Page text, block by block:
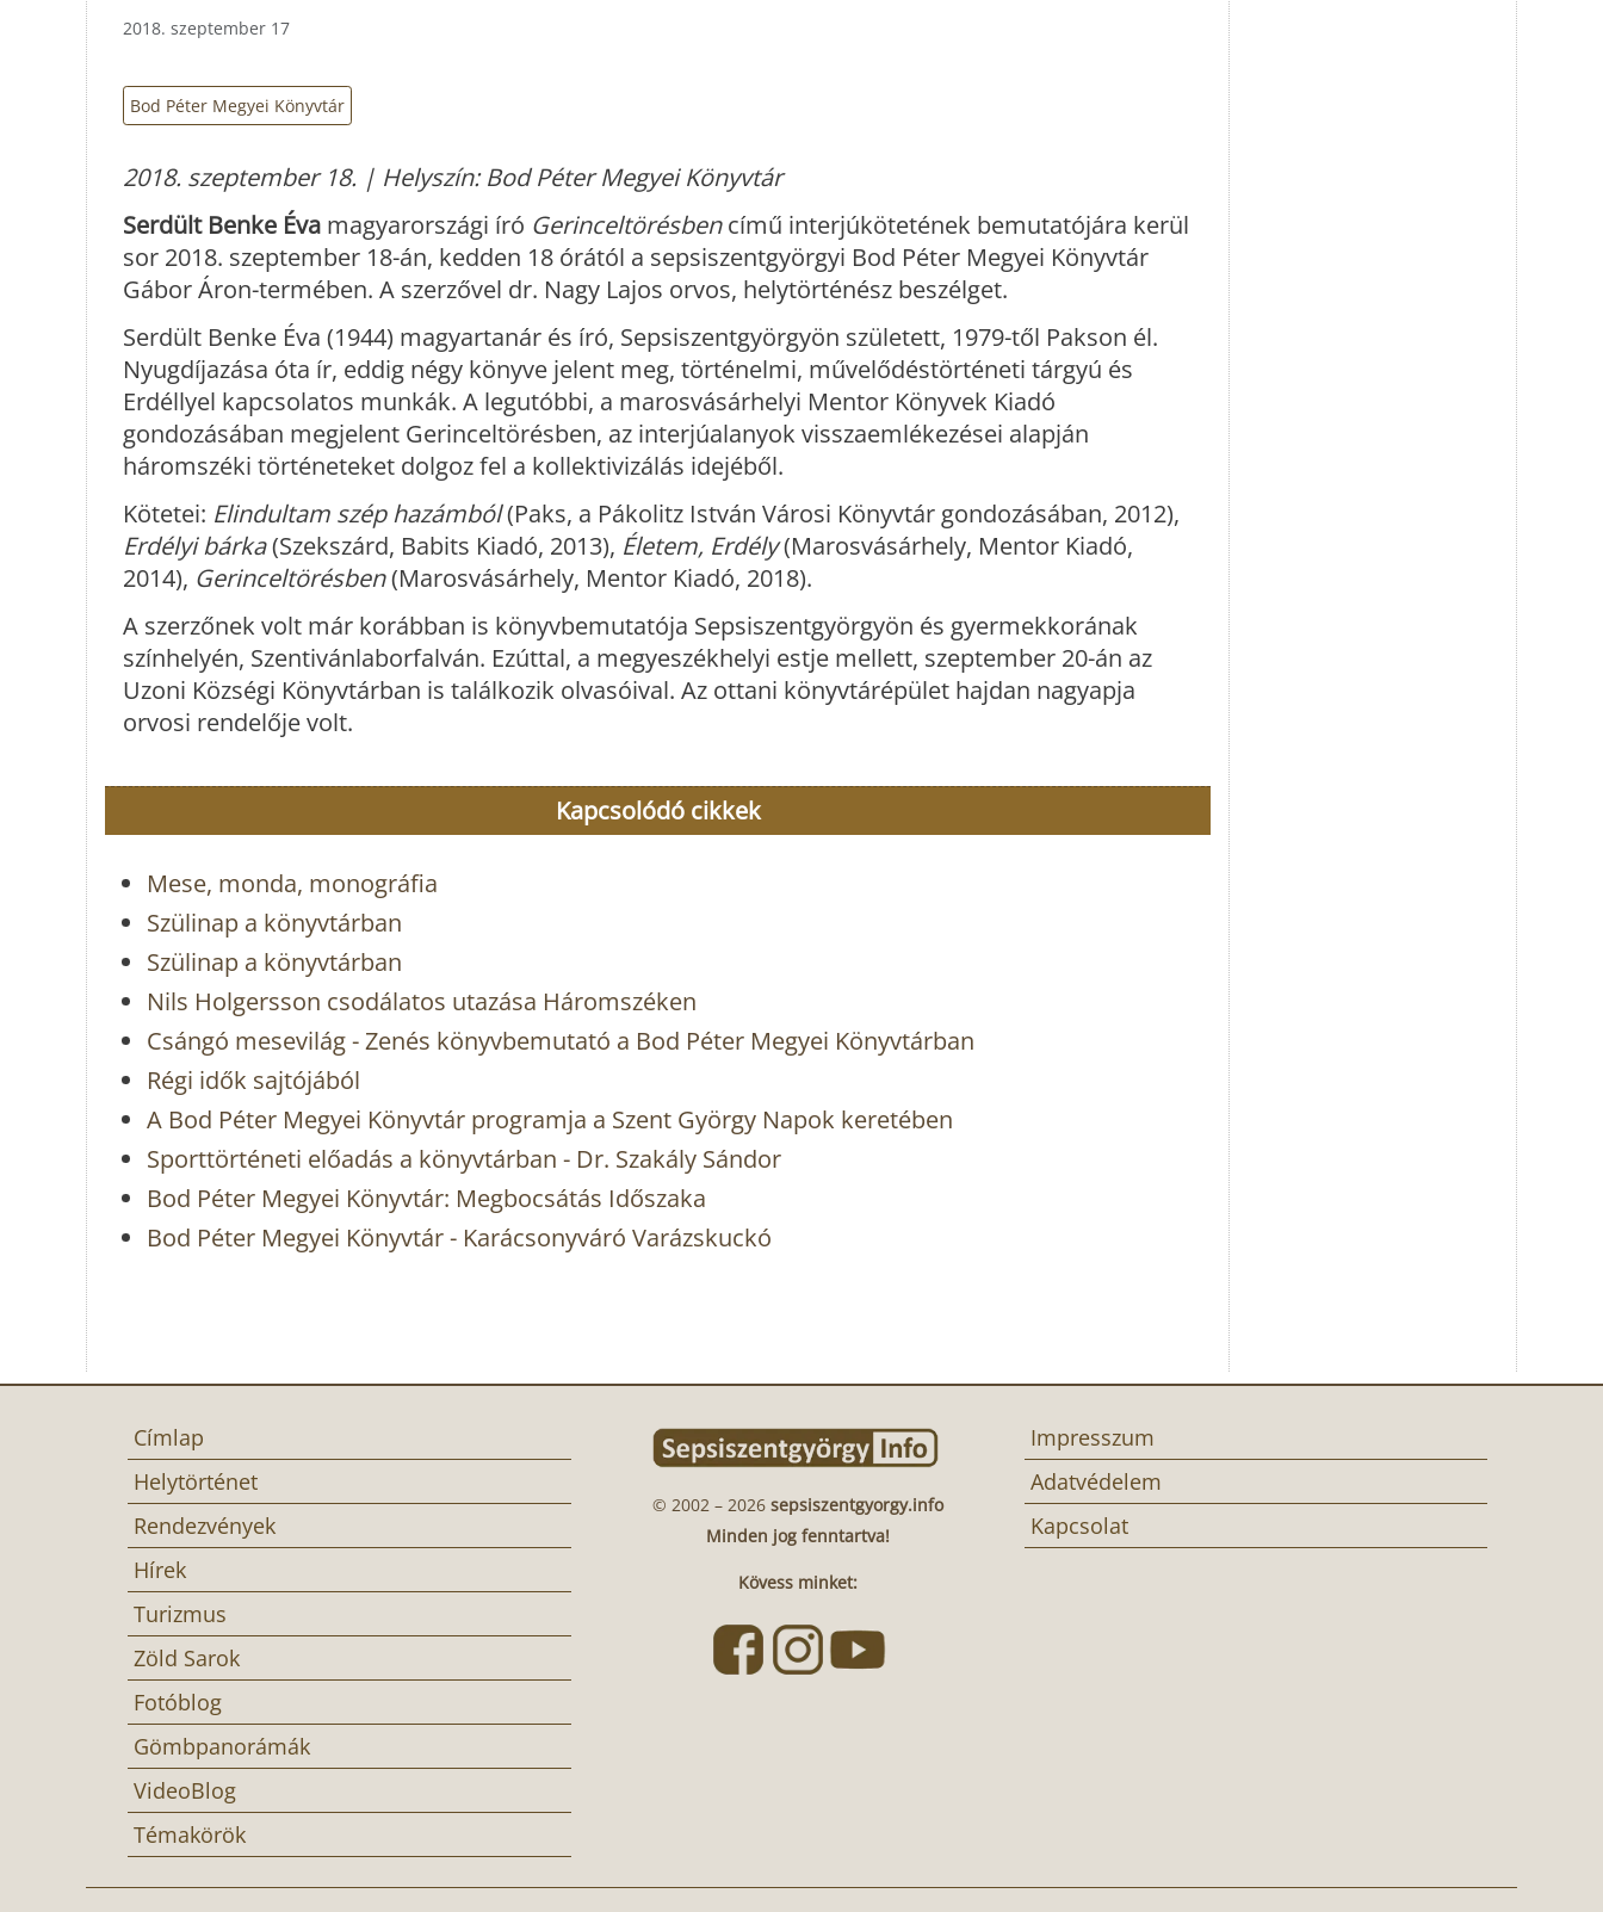
2018. szeptember 17
Bod Péter Megyei Könyvtár
2018. szeptember 18. | Helyszín: Bod Péter Megyei Könyvtár
Serdült Benke Éva magyarországi író Gerinceltörésbencímű interjúkötetének bemutatójára kerül
sor 2018. szeptember 18-án, kedden 18 órától a sepsiszentgyörgyi Bod Péter Megyei Könyvtár
Gábor Áron-termében. A szerzővel dr. Nagy Lajos orvos, helytörténész beszélget.
Serdült Benke Éva (1944) magyartanár és író, Sepsiszentgyörgyön született, 1979-től Pakson él.
Nyugdíjazása óta ír, eddig négy könyve jelent meg, történelmi, művelődéstörténeti tárgyú és
Erdéllyel kapcsolatos munkák. A legutóbbi, a marosvásárhelyi Mentor Könyvek Kiadó
gondozásában megjelent Gerinceltörésben, az interjúalanyok visszaemlékezései alapján
háromszéki történeteket dolgoz fel a kollektivizálás idejéből.
Kötetei: Elindultam szép hazámból(Paks, a Pákolitz István Városi Könyvtár gondozásában, 2012),
Erdélyi bárka(Szekszárd, Babits Kiadó, 2013), Életem, Erdély(Marosvásárhely, Mentor Kiadó,
2014), Gerinceltörésben(Marosvásárhely, Mentor Kiadó, 2018).
A szerzőnek volt már korábban is könyvbemutatója Sepsiszentgyörgyön és gyermekkorának
színhelyén, Szentivánlaborfalván. Ezúttal, a megyeszékhelyi estje mellett, szeptember 20-án az
Uzoni Községi Könyvtárban is találkozik olvasóival. Az ottani könyvtárépület hajdan nagyapja
orvosi rendelője volt.
Kapcsolódó cikkek
Mese, monda, monográfia
Szülinap a könyvtárban
Szülinap a könyvtárban
Nils Holgersson csodálatos utazása Háromszéken
Csángó mesevilág - Zenés könyvbemutató a Bod Péter Megyei Könyvtárban
Régi idők sajtójából
A Bod Péter Megyei Könyvtár programja a Szent György Napok keretében
Sporttörténeti előadás a könyvtárban - Dr. Szakály Sándor
Bod Péter Megyei Könyvtár: Megbocsátás Időszaka
Bod Péter Megyei Könyvtár - Karácsonyváró Varázskuckó
Címlap
Helytörténet
Rendezvények
Hírek
Turizmus
Zöld Sarok
Fotóblog
Gömbpanorámák
VideoBlog
Témakörök
© 2002 – 2026 sepsiszentgyorgy.info
Minden jog fenntartva!
Kövess minket:
Impresszum
Adatvédelem
Kapcsolat